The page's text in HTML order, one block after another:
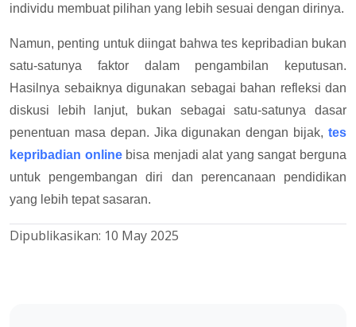
individu membuat pilihan yang lebih sesuai dengan dirinya.
Namun, penting untuk diingat bahwa tes kepribadian bukan
satu-satunya faktor dalam pengambilan keputusan.
Hasilnya sebaiknya digunakan sebagai bahan refleksi dan
diskusi lebih lanjut, bukan sebagai satu-satunya dasar
penentuan masa depan. Jika digunakan dengan bijak, tes
kepribadian onlinebisa menjadi alat yang sangat berguna
untuk pengembangan diri dan perencanaan pendidikan
yang lebih tepat sasaran.
Dipublikasikan: 10 May 2025